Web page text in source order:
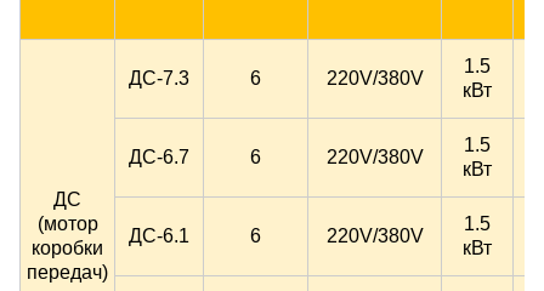
ДС
(мотор
коробки
передач)
ДС-7.3 6 220V/380V
1.5
кВт
ДС-6.7 6 220V/380V
1.5
кВт
ДС-6.1 6 220V/380V
1.5
кВт